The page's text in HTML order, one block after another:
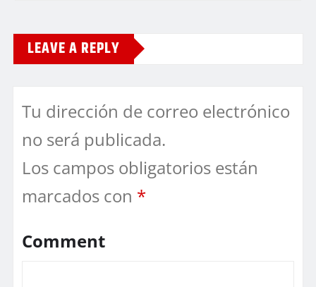
LEAVE A REPLY
Tu dirección de correo electrónico
no será publicada.
Los campos obligatorios están
marcados con *
Comment